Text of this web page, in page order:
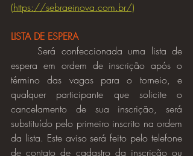
(https://sebraeinova.com.br/)
LISTA DE ESPERA
espera em ordem de inscrição após o
término das vagas para o torneio, e
qualquer participante que solicite o
cancelamento de sua inscrição, será
substituído pelo primeiro inscrito na ordem
da lista. Este aviso será feito pelo telefone
de contato de cadastro da inscrição ou